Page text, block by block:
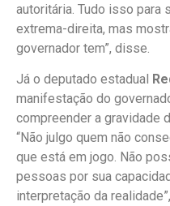
autoritária. Tudo isso para
extrema-direita, mas
governador tem”, disse.
Já o deputado estadual
manifestação do
compreender a gravidade
“Não julgo quem não
que está em jogo. Não
pessoas por sua
interpretação da